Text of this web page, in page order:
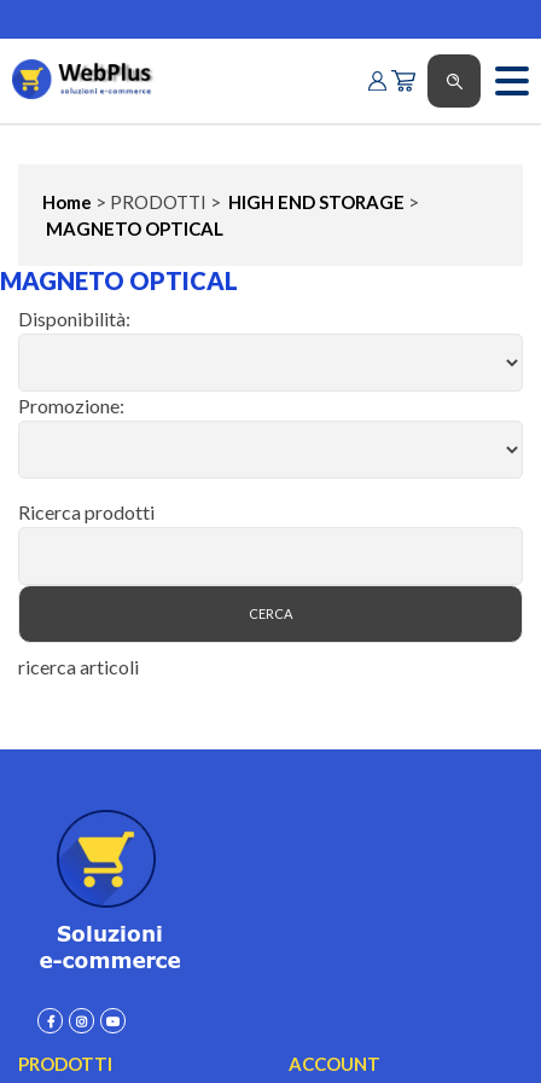
Home > PRODOTTI > HIGH END STORAGE >
MAGNETO OPTICAL
MAGNETO OPTICAL
Disponibilità:
Promozione:
Ricerca prodotti
ricerca articoli
PRODOTTI ACCOUNT